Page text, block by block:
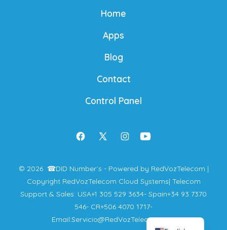
Home
Apps
Blog
Contact
Control Panel
Open
in
a
new
tab
Open
a
new
tab
Open
in
a
new
tab
Open
in
a
new
tab
© 2026 ☎DID Number´s - Powered by RedVozTelecom |
Copyright RedVozTelecom Cloud Systems| Telecom
Support & Sales: USA+1 305 529 3634- Spain+34 93 7370
546- CR+506 4070 1717-
Email:Servicio@RedVozTelecom.com
French